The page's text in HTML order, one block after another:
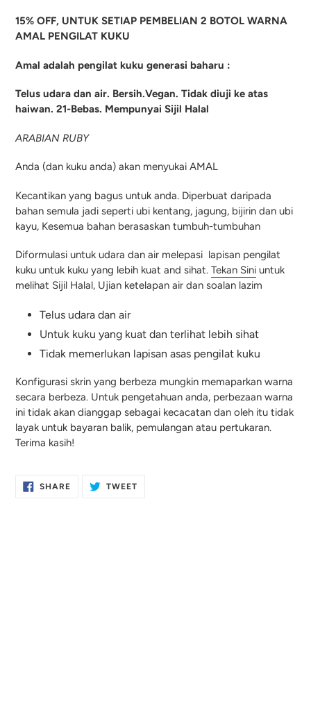
15% OFF, UNTUK SETIAP PEMBELIAN 2 BOTOL WARNA
AMAL PENGILAT KUKU
Amal adalah pengilat kuku generasi baharu :
Telus udara dan air. Bersih.Vegan. Tidak diuji ke atas
haiwan. 21-Bebas. Mempunyai Sijil Halal
ARABIAN RUBY
Anda (dan kuku anda) akan menyukai AMAL
Kecantikan yang bagus untuk anda. Diperbuat daripada
bahan semula jadi seperti ubi kentang, jagung, bijirin dan ubi
kayu, Kesemua bahan berasaskan tumbuh-tumbuhan
Diformulasi untuk udara dan air melepasi lapisan pengilat
kuku untuk kuku yang lebih kuat and sihat. Tekan Sini untuk
melihat Sijil Halal, Ujian ketelapan air dan soalan lazim
Telus udara dan air
Untuk kuku yang kuat dan terlihat lebih sihat
Tidak memerlukan lapisan asas pengilat kuku
Konfigurasi skrin yang berbeza mungkin memaparkan warna
secara berbeza. Untuk pengetahuan anda, perbezaan warna
ini tidak akan dianggap sebagai kecacatan dan oleh itu tidak
layak untuk bayaran balik, pemulangan atau pertukaran.
Terima kasih!
SHARESHARE TWEETTWEET